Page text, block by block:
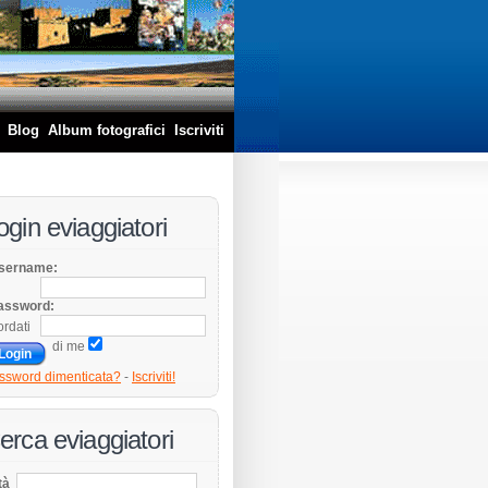
Blog Album fotografici Iscriviti
eviaggiatori
di me
dimenticata? - Iscriviti!
eviaggiatori